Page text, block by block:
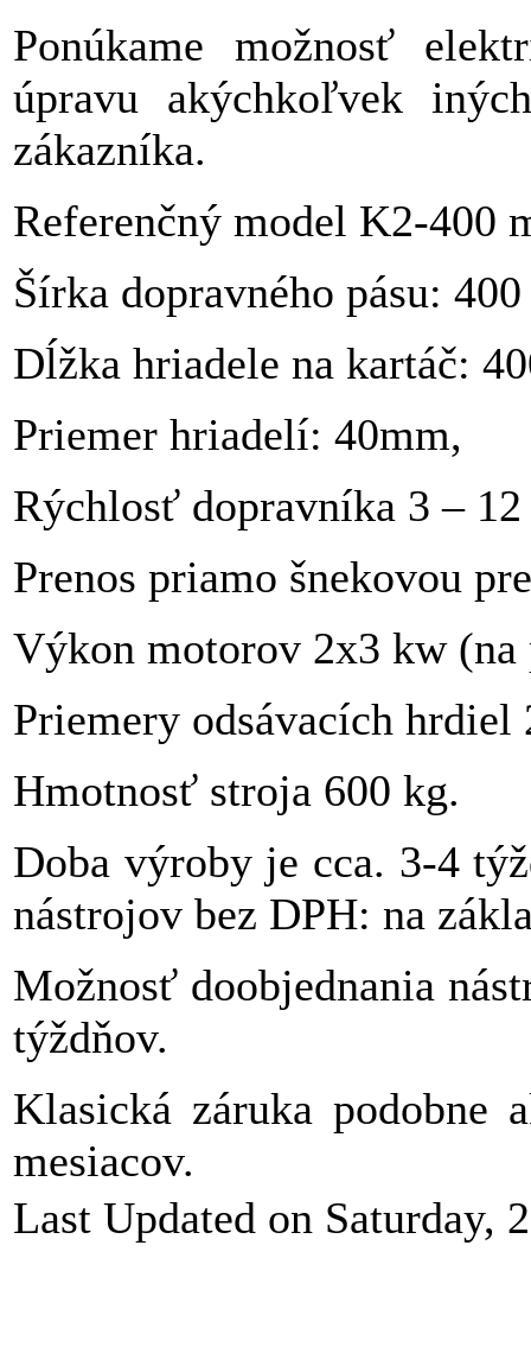
Ponúkame možnosť
úpravu akýchkoľvek
zákazníka.
Referenčný model K2-400
Šírka dopravného pásu:
Dĺžka hriadele na kartáč:
Priemer hriadelí: 40mm,
Rýchlosť dopravníka 3 –
Prenos priamo šnekovou
Výkon motorov 2x3 kw
Priemery odsávacích
Hmotnosť stroja 600 kg.
Doba výroby je cca. 3-4
nástrojov bez DPH: na
Možnosť doobjednania
týždňov.
Klasická záruka podobne
mesiacov.
Last Updated on Saturday,